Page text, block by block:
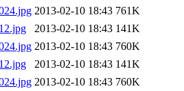
2013-02-10 18:43 761K
2013-02-10 18:43 141K
2013-02-10 18:43 760K
2013-02-10 18:43 141K
2013-02-10 18:43 760K